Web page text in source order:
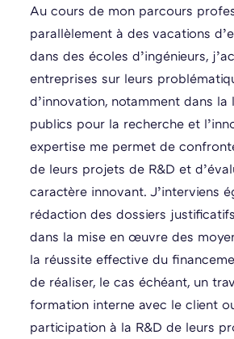
Au cours de mon parcours
parallèlement à des vacations
dans des écoles d’ingénieurs,
entreprises sur leurs
d’innovation, notamment dans
publics pour la recherche et
expertise me permet de
de leurs projets de R&D et
caractère innovant. J’interviens
rédaction des dossiers
dans la mise en œuvre des
la réussite effective du
de réaliser, le cas échéant, un
formation interne avec le client
participation à la R&D de leurs